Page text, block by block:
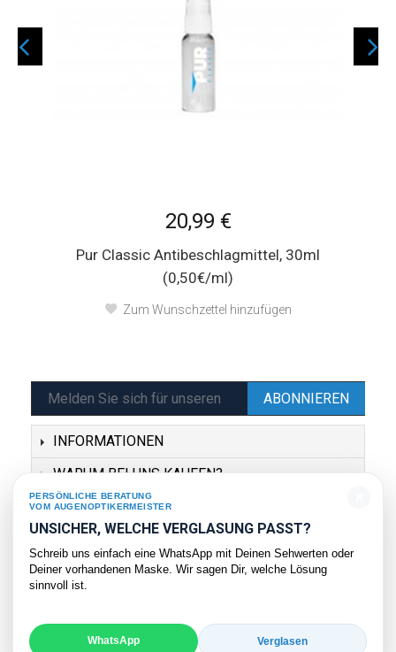
20,99 €
Pur Classic Antibeschlagmittel, 30ml
(0,50€/ml)
Zum Wunschzettel hinzufügen
ABONNIEREN
INFORMATIONEN
WARUM BEI UNS KAUFEN?
SERVICE
KONTAKT
PERSÖNLICHE BERATUNG
VOM AUGENOPTIKERMEISTER
UNSICHER, WELCHE VERGLASUNG PASST?
Schreib uns einfach eine WhatsApp mit Deinen Sehwerten oder
Deiner vorhandenen Maske. Wir sagen Dir, welche Lösung
sinnvoll ist.
WhatsApp Verglasen